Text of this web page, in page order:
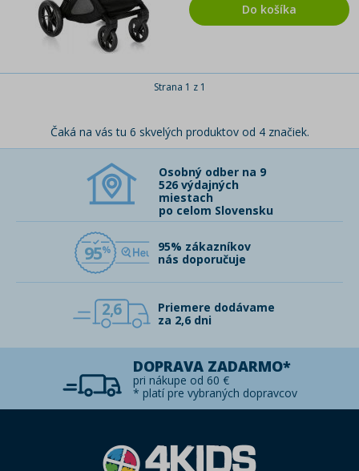
Do košíka
Strana 1 z 1
Čaká na vás tu 6 skvelých produktov od 4 značiek.
Osobný odber na 9
526 výdajných
miestach
po celom Slovensku
95
95% zákazníkov
nás doporučuje
2,6
Priemere dodávame
za 2,6 dni
DOPRAVA ZADARMO*
pri nákupe od 60 €
* platí pre vybraných dopravcov